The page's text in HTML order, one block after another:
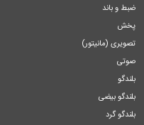
ضبط و باند
پخش
تصویری (مانیتور)
صوتی
بلندگو
بلندگو بیضی
بلندگو گرد